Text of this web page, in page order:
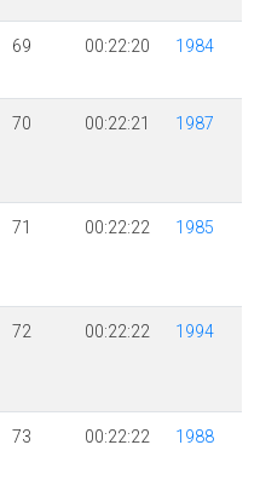
69 00:22:20 1984
70 00:22:21 1987
71 00:22:22 1985
72 00:22:22 1994
73 00:22:22 1988